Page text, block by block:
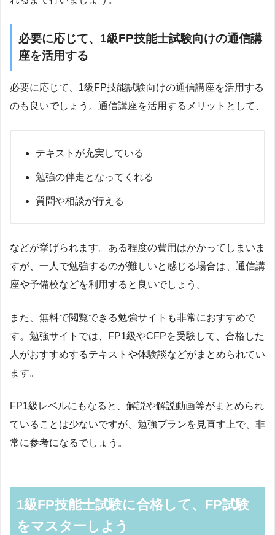
必要に応じて、1級FP技能士試験向けの通信講
座を活用する
必要に応じて、1級FP技能試験向けの通信講座を活用する
のも良いでしょう。通信講座を活用するメリットとして、
テキストが充実している
勉強の伴走となってくれる
質問や相談が行える
などが挙げられます。ある程度の費用はかかってしまいま
すが、一人で勉強するのが難しいと感じる場合は、通信講
座や予備校などを利用すると良いでしょう。
また、無料で閲覧できる勉強サイトも非常におすすめで
す。勉強サイトでは、FP1級やCFPを受験して、合格した
人がおすすめするテキストや体験談などがまとめられてい
ます。
FP1級レベルにもなると、解説や解説動画等がまとめられ
ていることは少ないですが、勉強プランを見直す上で、非
常に参考になるでしょう。
1級FP技能士試験に合格して、FP試験
をマスターしよう